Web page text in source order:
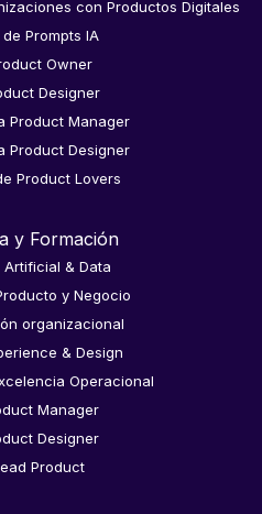
con Productos Digitales
Prompts IA
Owner
Designer
Product Manager
Product Designer
Product Lovers
y Formación
& Data
y Negocio
organizacional
& Design
Operacional
Manager
Designer
Product